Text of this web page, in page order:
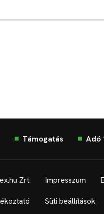
Támogatás Adó
Zrt. Impresszum
Süti beállítások